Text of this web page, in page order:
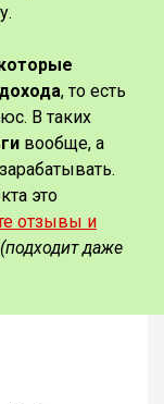
, то есть
В таких
вообще, а
это
отзывы и
(подходит даже